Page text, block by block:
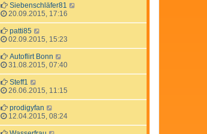
Siebenschläfer81
20.09.2015, 17:16
patti85
02.09.2015, 15:23
Autoflirt Bonn
31.08.2015, 07:40
Steff1
26.06.2015, 11:15
prodigyfan
12.04.2015, 08:24